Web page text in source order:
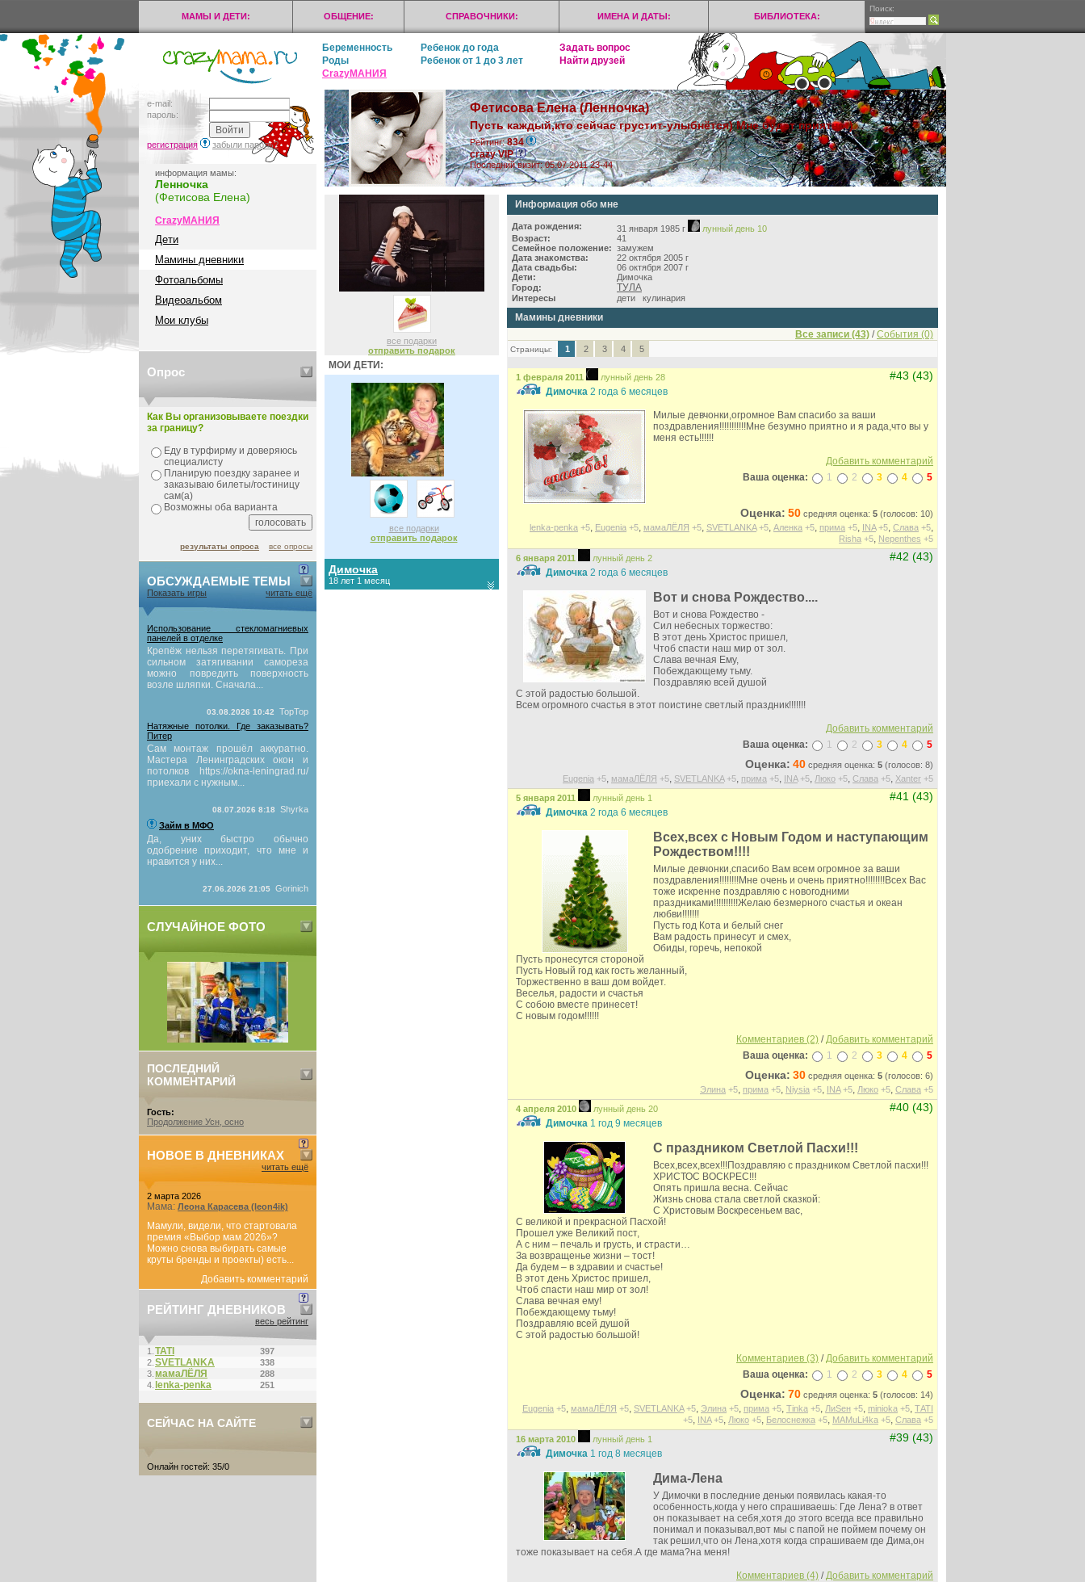
МАМЫ И ДЕТИ: ОБЩЕНИЕ: СПРАВОЧНИКИ: ИМЕНА И ДАТЫ: БИБЛИОТЕКА:
Поиск:
Беременность Ребенок до года
Задать вопрос
Роды
Ребенок от 1 до 3 лет
Найти друзей
CrazyМАНИЯ
e-mail:
пароль:
регистрация забыли пароль?
информация мамы:
Ленночка
(Фетисова Елена)
CrazyМАНИЯ
Дети
Мамины дневники
Фотоальбомы
Видеоальбом
Мои клубы
Опрос
Как Вы организовываете поездки
за границу?
Еду в турфирму и доверяюсь
специалисту
Планирую поездку заранее и
заказываю билеты/гостиницу
сам(а)
Возможны оба варианта
результаты опроса все опросы
ОБСУЖДАЕМЫЕ ТЕМЫ
Показать игры читать ещё
Использование стекломагниевых
панелей в отделке
Крепёж нельзя перетягивать. При
сильном затягивании самореза
можно повредить поверхность
возле шляпки. Сначала...
03.08.2026 10:42
TopTop
Натяжные потолки. Где заказывать?
Питер
Сам монтаж прошёл аккуратно.
Мастера Ленинградских окон и
потолков https://okna-leningrad.ru/
приехали с нужным...
08.07.2026 8:18
Shyrka
Займ в МФО
Да, уних быстро обычно
одобрение приходит, что мне и
нравится у них...
27.06.2026 21:05 Gorinich
СЛУЧАЙНОЕ ФОТО
ПОСЛЕДНИЙ
КОММЕНТАРИЙ
Гость:
Продолжение Усн, осно
НОВОЕ В ДНЕВНИКАХ
читать ещё
2 марта 2026
Мама: Леона Карасева (leon4ik)
Мамули, видели, что стартовала
премия «Выбор мам 2026»?
Можно снова выбирать самые
круты бренды и проекты) есть...
Добавить комментарий
РЕЙТИНГ ДНЕВНИКОВ
весь рейтинг
1. ТАТI
397
2. SVETLANKA
338
3. мамаЛЁЛЯ
288
4. lenka-penka 251
СЕЙЧАС НА САЙТЕ
Онлайн гостей: 35/0
Фетисова Елена (Ленночка)
Пусть каждый,кто сейчас грустит-улыбнётся) Мне будет приятно:)
Рейтинг:834
crazy VIP
Последний визит: 05.07.2011 23-44
все подарки
отправить подарок
МОИ ДЕТИ:
все подарки
отправить подарок
Димочка
18 лет 1 месяц
Информация обо мне
Дата рождения: 31 января 1985 г
лунный день 10
Возраст:
41
Семейное положение: замужем
Дата знакомства:
22 октября 2005 г
Дата свадьбы:
06 октября 2007 г
Дети:
Димочка
Город:
ТУЛА
Интересы дети кулинария
Мамины дневники
Все записи (43) /События (0)
Страницы: 1 2 3 4 5
1 февраля 2011 лунный день 28 #43 (43)
Димочка 2 года 6 месяцев
Милые девчонки,огромное Вам спасибо за ваши
поздравления!!!!!!!!!!!Мне безумно приятно и я рада,что вы у
меня есть!!!!!!
Добавить комментарий
Ваша оценка:
1 2 3 4 5
Оценка: 50 средняя оценка: 5 (голосов: 10)
lenka-penka +5, Eugenia +5, мамаЛЁЛЯ +5, SVETLANKA +5, Аленка +5, прима +5, INA +5, Слава +5,
Risha +5, Nepenthes +5
6 января 2011
лунный день 2 #42 (43)
Димочка 2 года 6 месяцев
Вот и снова Рождество....
Вот и снова Рождество -
Сил небесных торжество:
В этот день Христос пришел,
Чтоб спасти наш мир от зол.
Слава вечная Ему,
Побеждающему тьму.
Поздравляю всей душой
С этой радостью большой.
Всем огромного счастья в этот поистине светлый праздник!!!!!!!
Добавить комментарий
Ваша оценка:
1 2 3 4 5
Оценка: 40 средняя оценка: 5 (голосов: 8)
Eugenia +5, мамаЛЁЛЯ +5, SVETLANKA +5, прима +5, INA +5, Люко +5, Слава +5, Xanter +5
5 января 2011
лунный день 1 #41 (43)
Димочка 2 года 6 месяцев
Всех,всех с Новым Годом и наступающим
Рождеством!!!!
Милые девчонки,спасибо Вам всем огромное за ваши
поздравления!!!!!!!!Мне очень и очень приятно!!!!!!!!Всех Вас
тоже искренне поздравляю с новогодними
праздниками!!!!!!!!!!Желаю безмерного счастья и океан
любви!!!!!!!
Пусть год Кота и белый снег
Вам радость принесут и смех,
Обиды, горечь, непокой
Пусть пронесутся стороной
Пусть Новый год как гость желанный,
Торжественно в ваш дом войдет.
Веселья, радости и счастья
С собою вместе принесет!
С новым годом!!!!!!
Комментариев (2) /Добавить комментарий
Ваша оценка:
1 2 3 4 5
Оценка: 30 средняя оценка: 5 (голосов: 6)
Элина +5, прима +5, Niysia +5, INA +5, Люко +5, Слава +5
4 апреля 2010
лунный день 20 #40 (43)
Димочка 1 год 9 месяцев
С праздником Светлой Пасхи!!!
Всех,всех,всех!!!Поздравляю с праздником Светлой пасхи!!!
ХРИСТОС ВОСКРЕС!!!
Опять пришла весна. Сейчас
Жизнь снова стала светлой сказкой:
С Христовым Воскресеньем вас,
С великой и прекрасной Пасхой!
Прошел уже Великий пост,
А с ним – печаль и грусть, и страсти…
За возвращенье жизни – тост!
Да будем – в здравии и счастье!
В этот день Христос пришел,
Чтоб спасти наш мир от зол!
Слава вечная ему!
Побеждающему тьму!
Поздравляю всей душой
С этой радостью большой!
Комментариев (3) /Добавить комментарий
Ваша оценка:
1 2 3 4 5
Оценка: 70 средняя оценка: 5 (голосов: 14)
Eugenia +5, мамаЛЁЛЯ +5, SVETLANKA +5, Элина +5, прима +5, Tinka +5, ЛиSен +5, minioka +5, ТАТI
+5, INA +5, Люко +5, Белоснежка +5, MAMuLi4ka +5, Слава +5
16 марта 2010
лунный день 1 #39 (43)
Димочка 1 год 8 месяцев
Дима-Лена
У Димочки в последние деньки появилась какая-то
особенность,когда у него спрашиваешь: Где Лена? в ответ
он показывает на себя,хотя до этого всегда все правильно
понимал и показывал,вот мы с папой не поймем почему он
так решил,что он Лена,хотя когда спрашиваем где Дима,он
тоже показывает на себя.А где мама?на меня!
Комментариев (4) /Добавить комментарий